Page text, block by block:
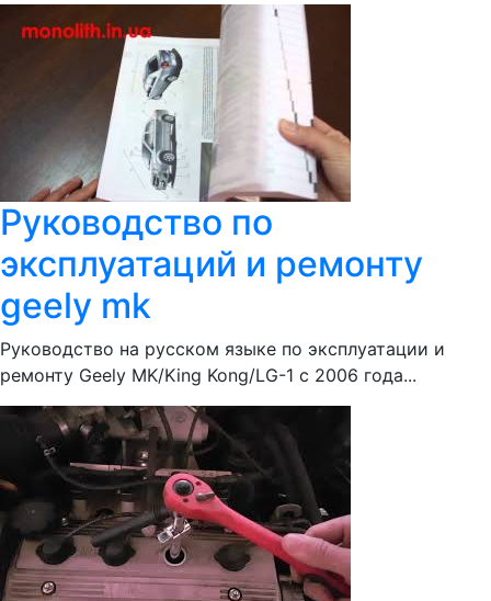
Руководство по
эксплуатаций и ремонту
geely mk
Руководство на русском языке по эксплуатации и
ремонту Geely MK/King Kong/LG-1 с 2006 года...